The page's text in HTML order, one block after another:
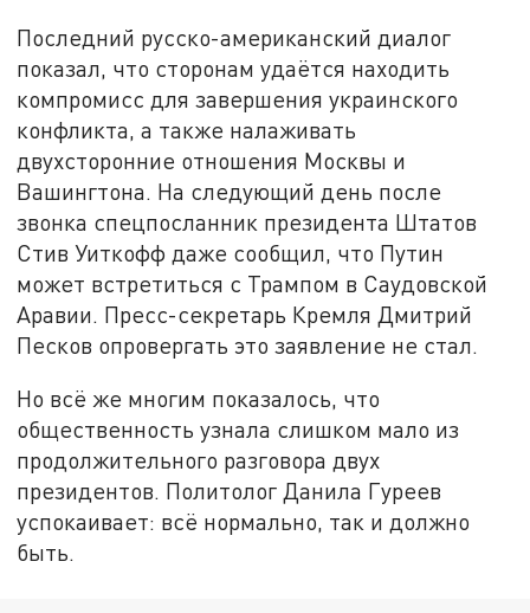
Последний русско-американский диалог
показал, что сторонам удаётся находить
компромисс для завершения украинского
конфликта, а также налаживать
двухсторонние отношения Москвы и
Вашингтона. На следующий день после
звонка спецпосланник президента Штатов
Стив Уиткофф даже сообщил, что Путин
может встретиться с Трампом в Саудовской
Аравии. Пресс-секретарь Кремля Дмитрий
Песков опровергать это заявление не стал.
Но всё же многим показалось, что
общественность узнала слишком мало из
продолжительного разговора двух
президентов. Политолог Данила Гуреев
успокаивает: всё нормально, так и должно
быть.